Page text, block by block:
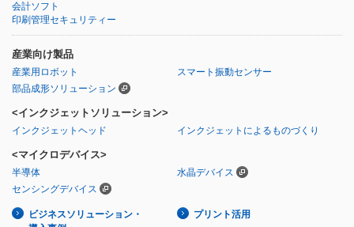
会計ソフト
印刷管理セキュリティー
産業向け製品
産業用ロボット
スマート振動センサー
部品成形ソリューション
<インクジェットソリューション>
インクジェットヘッド インクジェットによるものづくり
<マイクロデバイス>
半導体
水晶デバイス
センシングデバイス
ビジネスソリューション・
プリント活用